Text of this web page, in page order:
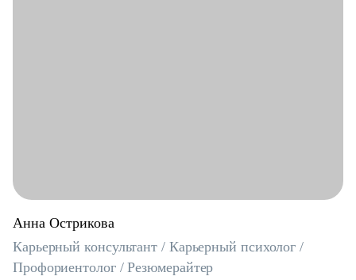
Анна Острикова
Карьерный консультант / Карьерный психолог /
Профориентолог / Резюмерайтер